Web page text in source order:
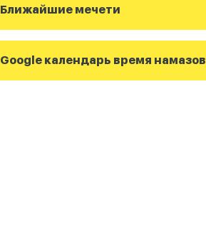
Ближайшие мечети
Google календарь время намазов